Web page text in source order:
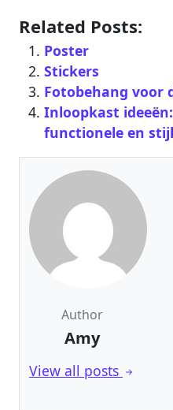
Related Posts:
Poster
Stickers
Fotobehang voor
Inloopkast
functionele en
Author
Amy
View all posts